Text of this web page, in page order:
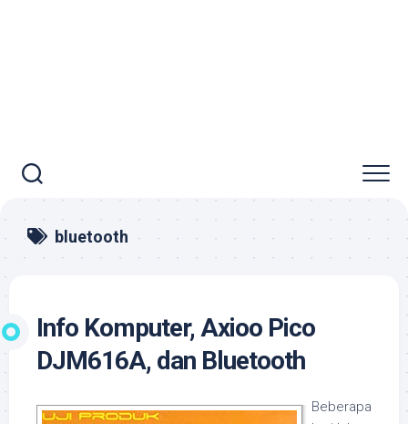
bluetooth
Info Komputer, Axioo Pico
DJM616A, dan Bluetooth
Beberapa